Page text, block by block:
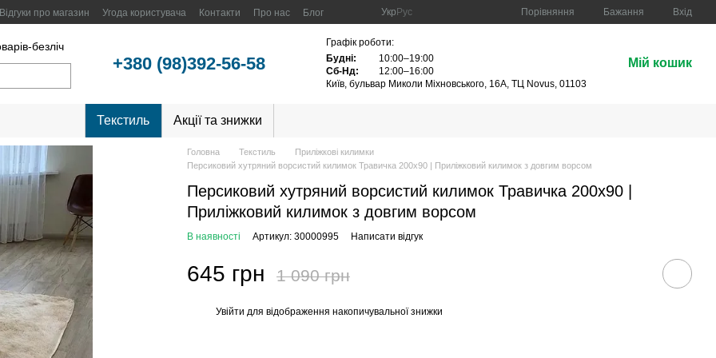
Відгуки про магазин Угода користувача Контакти Про нас Блог Укр Рус Порівняння Бажання Вхід
безліч
+380 (98)392-56-58
Графік роботи:
Будні:
10:00–19:00
Сб-Нд:
12:00–16:00
Київ, бульвар Миколи Міхновського, 16А, ТЦ Novus, 01103
Мій кошик
Текстиль Акції та знижки
Головна Текстиль
Приліжкові килимки
Персиковий хутряний ворсистий килимок Травичка 200х90 | Приліжковий килимок з довгим ворсом
Персиковий хутряний ворсистий килимок Травичка 200х90 |
Приліжковий килимок з довгим ворсом
В наявності Артикул: 30000995 Написати відгук
645 грн 1 090 грн
Увійти для відображення накопичувальної знижки